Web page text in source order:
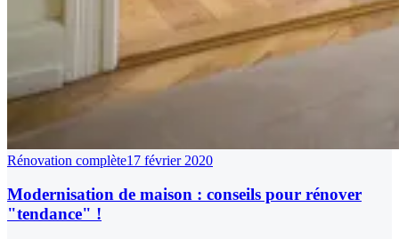
Rénovation complète17 février 2020
Modernisation de maison : conseils pour rénover
"tendance" !